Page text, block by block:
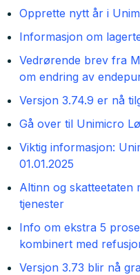
Opprette nytt år i
Informasjon om
Vedrørende brev fra
om endring av
Versjon 3.74.9 er nå
Gå over til Unimicro
Viktig informasjon:
01.01.2025
Altinn og skatteetaten
tjenester
Info om ekstra 5
kombinert med
Versjon 3.73 blir nå